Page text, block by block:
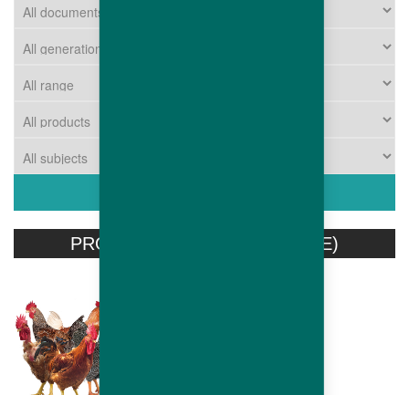
PRODUITS ASSOCIÉS (ARABE)